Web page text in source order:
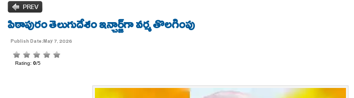
పిఠాపురం తెలుగుదేశం ఇన్చార్జ్‌గా వర్మ తొలగింపు
Publish Date:May 7, 2026